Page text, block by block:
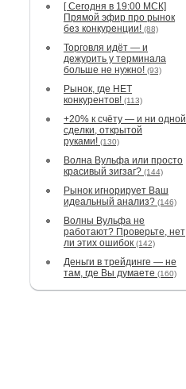
[ Сегодня в 19:00 МСК]
Прямой эфир про рынок
без конкуренции! (88)
Торговля идёт — и
дежурить у терминала
больше не нужно! (93)
Рынок, где НЕТ
конкурентов! (113)
+20% к счёту — и ни одной
сделки, открытой
руками! (130)
Волна Вульфа или просто
красивый зигзаг? (144)
Рынок игнорирует Ваш
идеальный анализ? (146)
Волны Вульфа не
работают? Проверьте, нет
ли этих ошибок (142)
Деньги в трейдинге — не
там, где Вы думаете (160)